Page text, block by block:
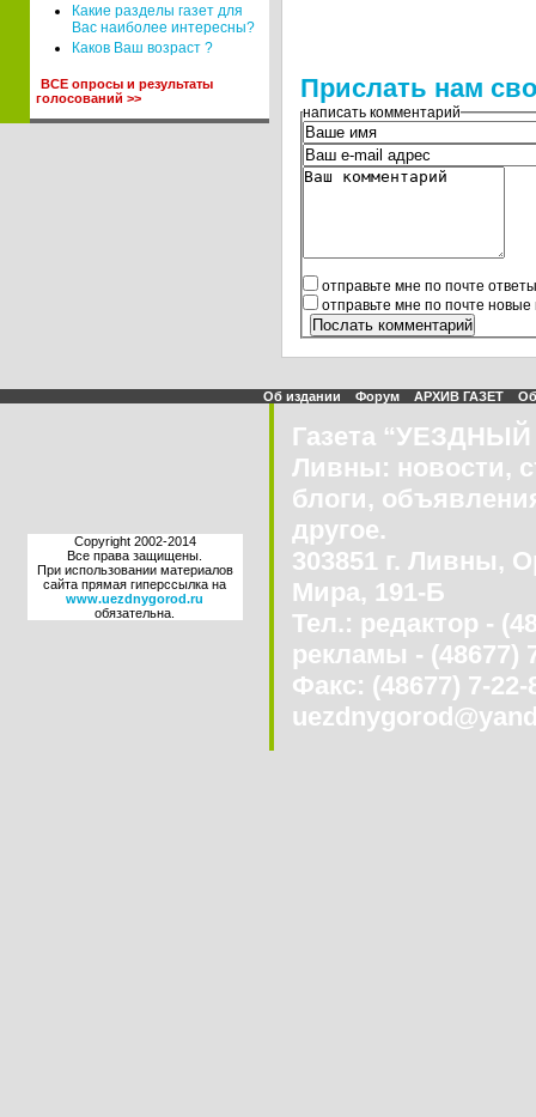
Какие разделы газет для
Вас наиболее интересны?
Каков Ваш возраст ?
ВСЕ опросы и результаты
голосований >>
Прислать нам
написать комментарий
отправьте мне по почте
отправьте мне по почте
Об издании Форум АРХИВ ГАЗЕТ
Copyright 2002-2014
Все права защищены.
При использовании материалов
сайта прямая гиперссылка на
www.uezdnygorod.ru
обязательна.
Газета
Ливны: новости,
блоги,
другое.
303851 г. Ливны,
Мира, 191-Б
Тел.: редактор -
рекламы - (48677)
Факс: (48677) 7-